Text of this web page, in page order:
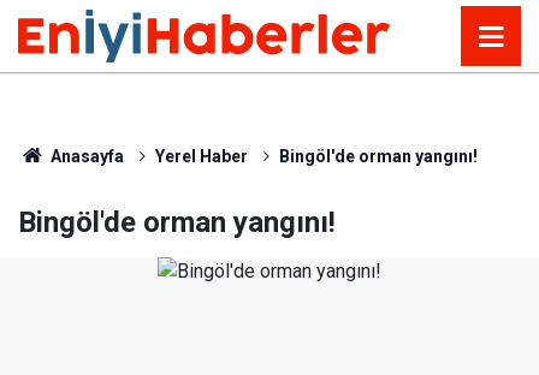
Anasayfa Yerel Haber Bingöl'de orman yangını!
Bingöl'de orman yangını!